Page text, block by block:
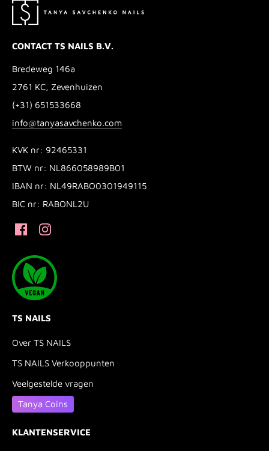
CONTACT TS NAILS B.V.
Bredeweg 146a
2761 KC, Zevenhuizen
(+31) 651533668
info@tanyasavchenko.com
KVK nr: 92465331
BTW nr: NL866058989B01
IBAN nr: NL49RABO0301949115
BIC nr: RABONL2U
TS NAILS
Over TS NAILS
TS NAILS Verkooppunten
Veelgestelde vragen
Tanya Coins
KLANTENSERVICE